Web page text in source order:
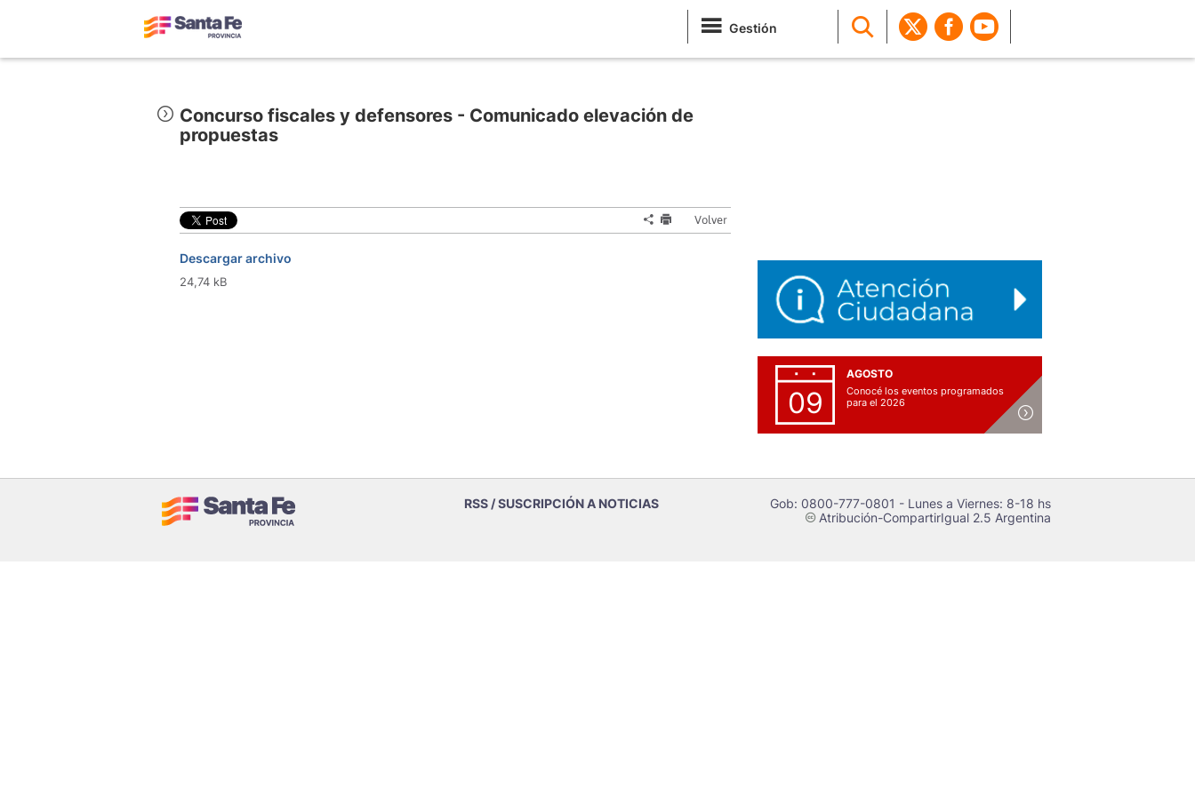
Gestión
Concurso fiscales y defensores - Comunicado elevación de
propuestas
Volver
Descargar archivo
24,74 kB
09
AGOSTO
Conocé los eventos programados
para el 2026
RSS / SUSCRIPCIÓN A NOTICIAS Gob: 0800-777-0801 - Lunes a Viernes: 8-18 hs
cAtribución-CompartirIgual 2.5 Argentina